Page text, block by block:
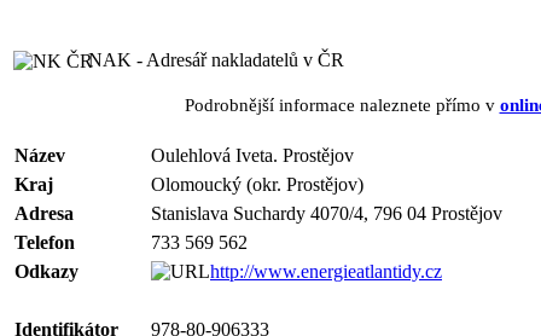
NAK - Adresář nakladatelů v ČR
Podrobnější informace naleznete přímo v
Název
Oulehlová Iveta. Prostějov
Kraj
Olomoucký (okr. Prostějov)
Adresa
Stanislava Suchardy 4070/4, 796 04 Prostějov
Telefon
733 569 562
Odkazy
http://www.energieatlantidy.cz
Identifikátor
978-80-906333